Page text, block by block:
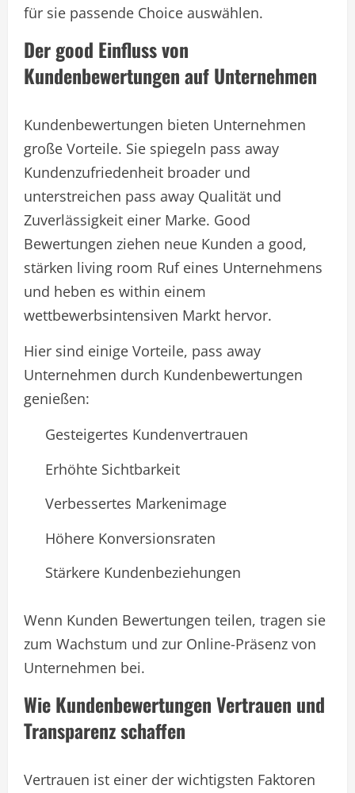
für sie passende Choice auswählen.
Der good Einfluss von
Kundenbewertungen auf Unternehmen
Kundenbewertungen bieten Unternehmen
große Vorteile. Sie spiegeln pass away
Kundenzufriedenheit broader und
unterstreichen pass away Qualität und
Zuverlässigkeit einer Marke. Good
Bewertungen ziehen neue Kunden a good,
stärken living room Ruf eines Unternehmens
und heben es within einem
wettbewerbsintensiven Markt hervor.
Hier sind einige Vorteile, pass away
Unternehmen durch Kundenbewertungen
genießen:
Gesteigertes Kundenvertrauen
Erhöhte Sichtbarkeit
Verbessertes Markenimage
Höhere Konversionsraten
Stärkere Kundenbeziehungen
Wenn Kunden Bewertungen teilen, tragen sie
zum Wachstum und zur Online-Präsenz von
Unternehmen bei.
Wie Kundenbewertungen Vertrauen und
Transparenz schaffen
Vertrauen ist einer der wichtigsten Faktoren